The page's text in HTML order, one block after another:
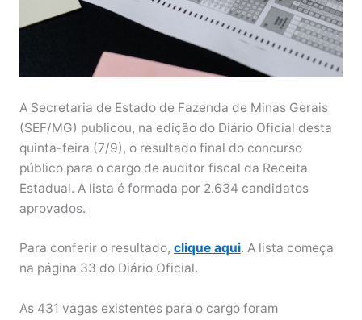
A Secretaria de Estado de Fazenda de Minas Gerais
(SEF/MG) publicou, na edição do Diário Oficial desta
quinta-feira (7/9), o resultado final do concurso
público para o cargo de auditor fiscal da Receita
Estadual. A lista é formada por 2.634 candidatos
aprovados.
Para conferir o resultado, clique aqui. A lista começa
na página 33 do Diário Oficial.
As 431 vagas existentes para o cargo foram